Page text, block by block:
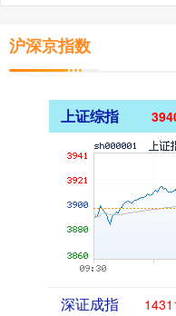
沪深京指数
上证综指
深证成指